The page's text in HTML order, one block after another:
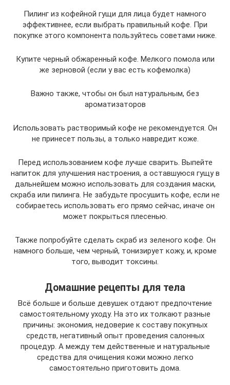
Пилинг из кофейной гущи для лица будет намного
эффективнее, если выбрать правильный кофе. При
покупке этого компонента пользуйтесь советами ниже.
Купите черный обжаренный кофе. Мелкого помола или
же зерновой (если у вас есть кофемолка)
Важно также, чтобы он был натуральным, без
ароматизаторов
Использовать растворимый кофе не рекомендуется. Он
не принесет пользы, а только навредит коже.
Перед использованием кофе лучше сварить. Выпейте
напиток для улучшения настроения, а оставшуюся гущу в
дальнейшем можно использовать для создания маски,
скраба или пилинга. Не забудьте просушить кофе, если не
собираетесь использовать его прямо сейчас, иначе он
может покрыться плесенью.
Также попробуйте сделать скраб из зеленого кофе. Он
намного больше, чем черный, тонизирует кожу, и, кроме
того, выводит токсины.
Домашние рецепты для тела
Всё больше и больше девушек отдают предпочтение
самостоятельному уходу. На это их толкают разные
причины: экономия, недоверие к составу покупных
средств, негативный опыт проведения салонных
процедур. А между тем действенные и натуральные
средства для очищения кожи можно легко
самостоятельно приготовить дома.